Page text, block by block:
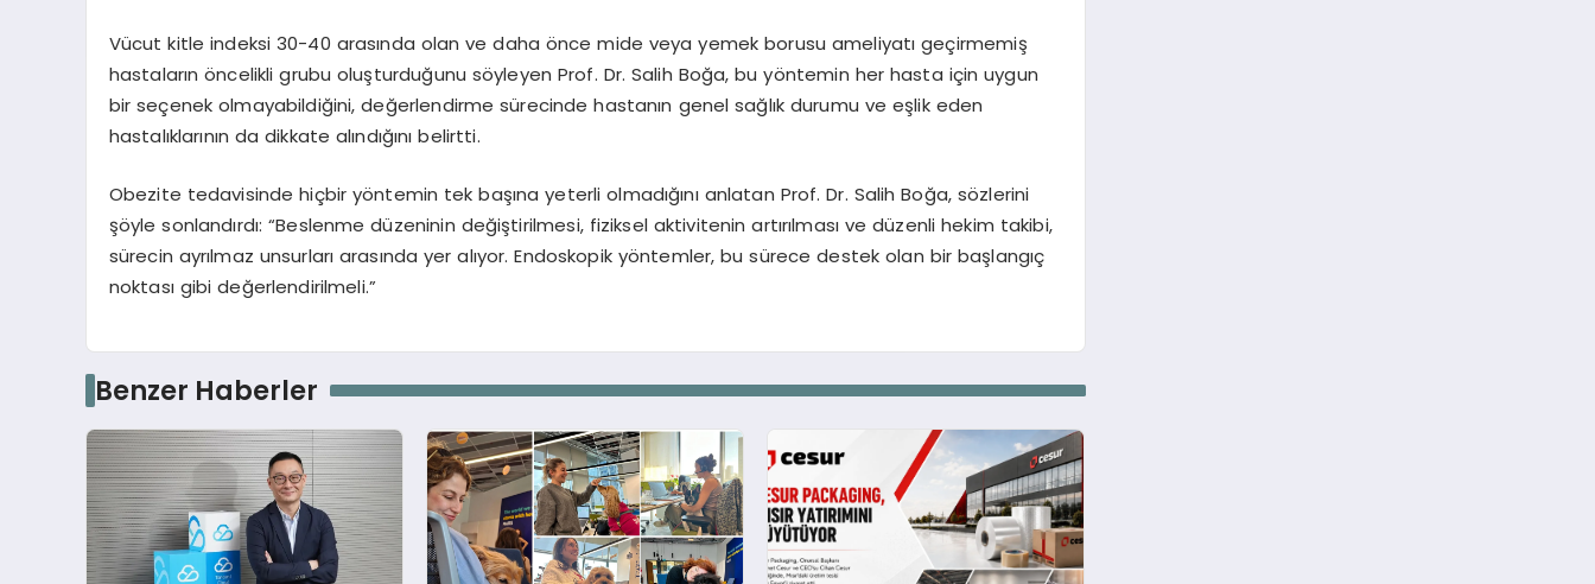
Vücut kitle indeksi 30-40 arasında olan ve daha önce mide veya yemek borusu ameliyatı geçirmemiş
hastaların öncelikli grubu oluşturduğunu söyleyen Prof. Dr. Salih Boğa, bu yöntemin her hasta için uygun
bir seçenek olmayabildiğini, değerlendirme sürecinde hastanın genel sağlık durumu ve eşlik eden
hastalıklarının da dikkate alındığını belirtti.
Obezite tedavisinde hiçbir yöntemin tek başına yeterli olmadığını anlatan Prof. Dr. Salih Boğa, sözlerini
şöyle sonlandırdı: “Beslenme düzeninin değiştirilmesi, fiziksel aktivitenin artırılması ve düzenli hekim takibi,
sürecin ayrılmaz unsurları arasında yer alıyor. Endoskopik yöntemler, bu sürece destek olan bir başlangıç
noktası gibi değerlendirilmeli.”
Benzer Haberler